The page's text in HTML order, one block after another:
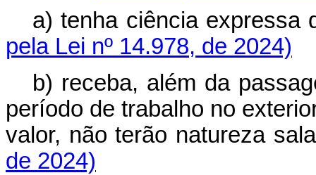
a) tenha ciência
pela Lei nº 14.978, de 2024)
b) receba, além da
período de trabalho no
valor, não terão natureza
de 2024)